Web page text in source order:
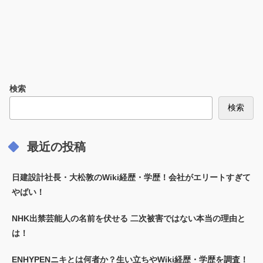
検索
検索
最近の投稿
日建設計社長・大松敦のWiki経歴・学歴！会社がエリートすぎて
やばい！
NHK出禁芸能人の名前を伏せる 二次被害ではない本当の理由と
は！
ENHYPENニキとは何者か？生い立ちやWiki経歴・学歴を調査！